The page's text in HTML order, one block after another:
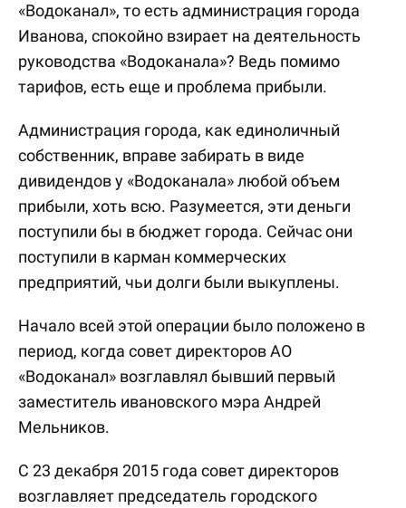
«Водоканал», то есть администрация города
Иванова, спокойно взирает на деятельность
руководства «Водоканала»? Ведь помимо
тарифов, есть еще и проблема прибыли.
Администрация города, как единоличный
собственник, вправе забирать в виде
дивидендов у «Водоканала» любой объем
прибыли, хоть всю. Разумеется, эти деньги
поступили бы в бюджет города. Сейчас они
поступили в карман коммерческих
предприятий, чьи долги были выкуплены.
Начало всей этой операции было положено в
период, когда совет директоров АО
«Водоканал» возглавлял бывший первый
заместитель ивановского мэра Андрей
Мельников.
С 23 декабря 2015 года совет директоров
возглавляет председатель городского